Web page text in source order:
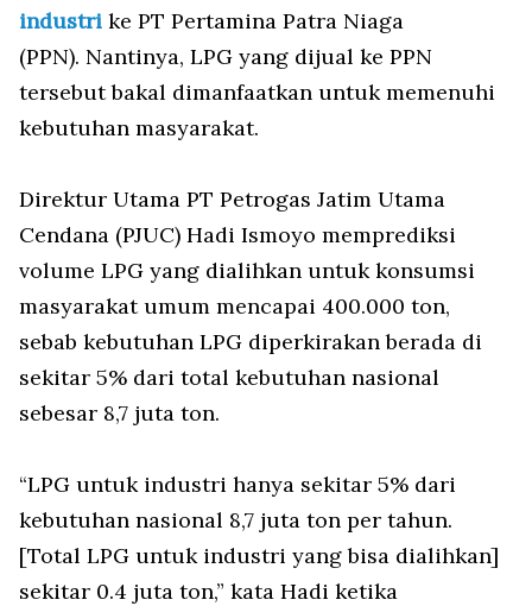
industri ke PT Pertamina Patra Niaga
(PPN). Nantinya, LPG yang dijual ke PPN
tersebut bakal dimanfaatkan untuk memenuhi
kebutuhan masyarakat.
Direktur Utama PT Petrogas Jatim Utama
Cendana (PJUC) Hadi Ismoyo memprediksi
volume LPG yang dialihkan untuk konsumsi
masyarakat umum mencapai 400.000 ton,
sebab kebutuhan LPG diperkirakan berada di
sekitar 5% dari total kebutuhan nasional
sebesar 8,7 juta ton.
“LPG untuk industri hanya sekitar 5% dari
kebutuhan nasional 8,7 juta ton per tahun.
[Total LPG untuk industri yang bisa dialihkan]
sekitar 0.4 juta ton,” kata Hadi ketika